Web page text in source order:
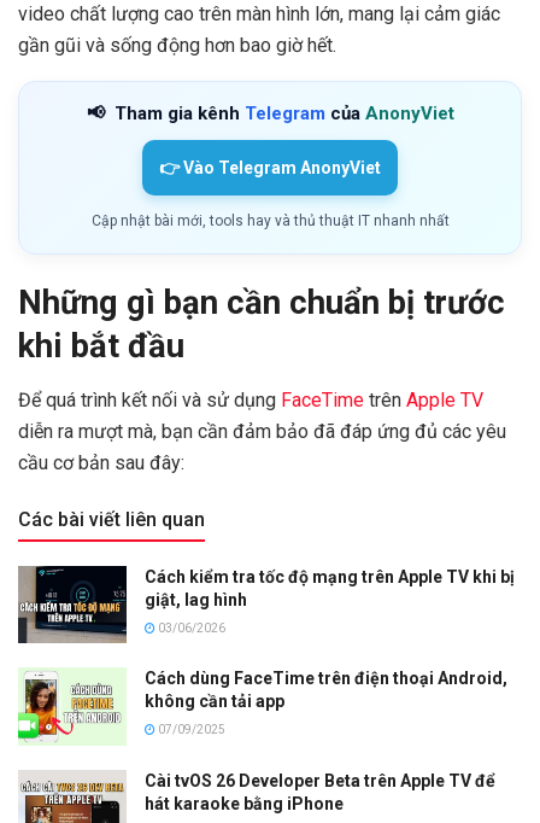
video chất lượng cao trên màn hình lớn, mang lại cảm giác
gần gũi và sống động hơn bao giờ hết.
📢 Tham gia kênh Telegram của AnonyViet
👉 Vào Telegram AnonyViet
Cập nhật bài mới, tools hay và thủ thuật IT nhanh nhất
Những gì bạn cần chuẩn bị trước
khi bắt đầu
Để quá trình kết nối và sử dụng FaceTime trên Apple TV
diễn ra mượt mà, bạn cần đảm bảo đã đáp ứng đủ các yêu
cầu cơ bản sau đây:
Các bài viết liên quan
Cách kiểm tra tốc độ mạng trên Apple TV khi bị
giật, lag hình
03/06/2026
Cách dùng FaceTime trên điện thoại Android,
không cần tải app
07/09/2025
Cài tvOS 26 Developer Beta trên Apple TV để
hát karaoke bằng iPhone